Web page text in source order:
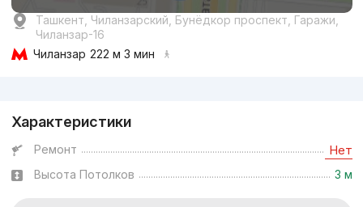
Ташкент, Чиланзарский, Бунёдкор проспект, Гаражи,
Чиланзар-16
Чиланзар 222 м 3 мин
Характеристики
Ремонт Нет
Высота Потолков 3 м